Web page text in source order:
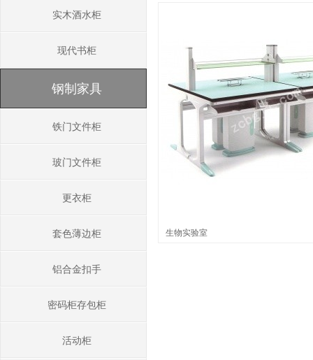
实木酒水柜
现代书柜
钢制家具
铁门文件柜
玻门文件柜
更衣柜
套色薄边柜
铝合金扣手
密码柜存包柜
活动柜
生物实验室